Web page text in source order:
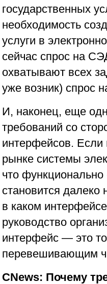
государственных
необходимость
услуги в
сейчас спрос на
охватывают всех
уже возник) спрос
И, наконец, еще
требований со
интерфейсов. Если
рынке системы
что функционально
становится далеко
в каком
руководство
интерфейс — это
перевешивающим
CNews: Почему